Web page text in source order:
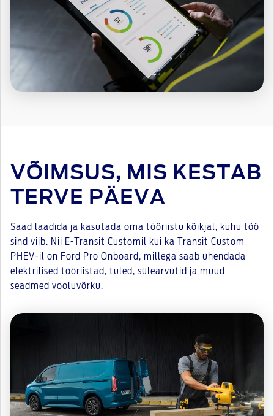
VÕIMSUS, MIS KESTAB
TERVE PÄEVA
Saad laadida ja kasutada oma tööriistu kõikjal, kuhu töö
sind viib. Nii E-Transit Customil kui ka Transit Custom
PHEV-il on Ford Pro Onboard, millega saab ühendada
elektrilised tööriistad, tuled, sülearvutid ja muud
seadmed vooluvõrku.